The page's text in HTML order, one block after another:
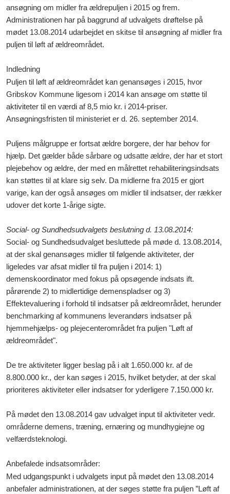
ansøgning om midler fra ældrepuljen i 2015 og frem.
Administrationen har på baggrund af udvalgets drøftelse på
mødet 13.08.2014 udarbejdet en skitse til ansøgning af midler fra
puljen til løft af ældreområdet.
Indledning
Puljen til løft af ældreområdet kan genansøges i 2015, hvor
Gribskov Kommune ligesom i 2014 kan ansøge om støtte til
aktiviteter til en værdi af 8,5 mio kr. i 2014-priser.
Ansøgningsfristen til ministeriet er d. 26. september 2014.
Puljens målgruppe er fortsat ældre borgere, der har behov for
hjælp. Det gælder både sårbare og udsatte ældre, der har et stort
plejebehov og ældre, der med en målrettet rehabiliteringsindsats
kan støttes til at klare sig selv. Da midlerne fra 2015 er gjort
varige, kan der også ansøges om midler til indsatser, der rækker
udover det korte 1-årige sigte.
Social- og Sundhedsudvalgets beslutning d. 13.08.2014:
Social- og Sundhedsudvalget besluttede på møde d. 13.08.2014,
at der skal genansøges midler til følgende aktiviteter, der
ligeledes var afsat midler til fra puljen i 2014: 1)
demenskoordinator med fokus på opsøgende indsats ift.
pårørende 2) to midlertidige demenspladser og 3)
Effektevaluering i forhold til indsatser på ældreområdet, herunder
benchmarking af kommunens leverandørs indsatser på
hjemmehjælps- og plejecenterområdet fra puljen "Løft af
ældreområdet".
De tre aktiviteter ligger beslag på i alt 1.650.000 kr. af de
8.800.000 kr., der kan søges i 2015, hvilket betyder, at der skal
prioriteres aktiviteter eller indsatser for yderligere 7.150.000 kr.
På mødet den 13.08.2014 gav udvalget input til aktiviteter vedr.
områderne demens, træning, ernæring og mundhygiejne og
velfærdsteknologi.
Anbefalede indsatsområder:
Med udgangspunkt i udvalgets input på mødet den 13.08.2014
anbefaler administrationen, at der søges støtte fra puljen ”Løft af